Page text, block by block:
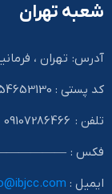
شعبه تهران
آدرس: تهران ،
کد پستی : 1954653130
تلفن : 09107286466
فکس :
ایمیل :